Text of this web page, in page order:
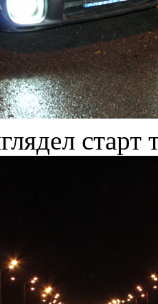
старт